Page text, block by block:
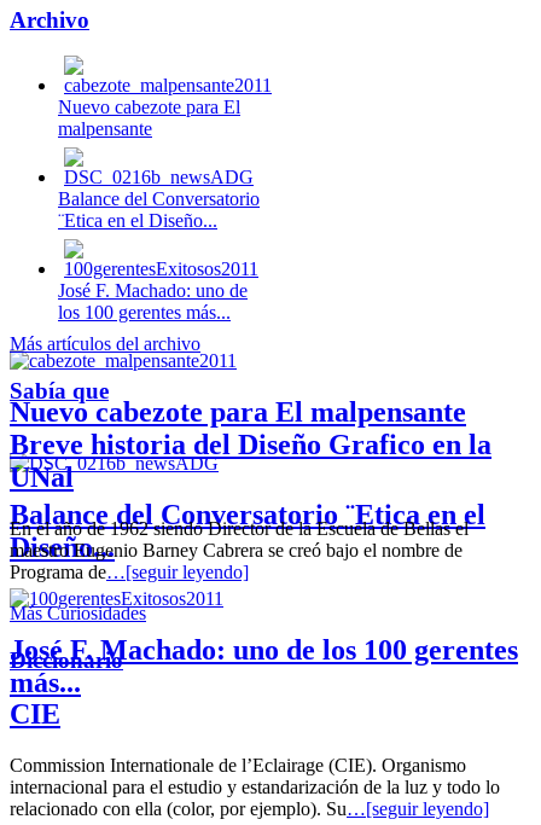
Archivo
Nuevo cabezote para El
malpensante
Balance del Conversatorio
¨Etica en el Diseño...
José F. Machado: uno de
los 100 gerentes más...
Nuevo cabezote para El malpensante
Balance del Conversatorio ¨Etica en el
Diseño...
José F. Machado: uno de los 100 gerentes
más...
Más artículos del archivo
Sabía que
Breve historia del Diseño Grafico en la
UNal
En el año de 1962 siendo Director de la Escuela de Bellas el
maestro Eugenio Barney Cabrera se creó bajo el nombre de
Programa de…[seguir leyendo]
Más Curiosidades
Diccionario
CIE
Commission Internationale de l’Eclairage (CIE). Organismo
internacional para el estudio y estandarización de la luz y todo lo
relacionado con ella (color, por ejemplo). Su…[seguir leyendo]